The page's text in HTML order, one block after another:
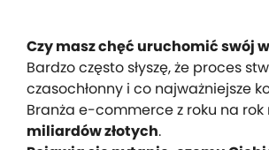
Czy masz chęć uruchomić swój
Bardzo często słyszę, że proces
czasochłonny i co najważniejsze
Branża e-commerce z roku na rok
miliardów złotych.